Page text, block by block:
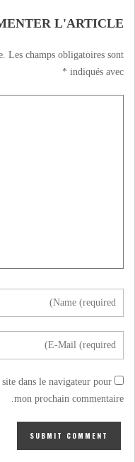
L'ARTICLE
Les champs obligatoires sont
indiqués avec
*
dans le navigateur pour
mon prochain commentaire.